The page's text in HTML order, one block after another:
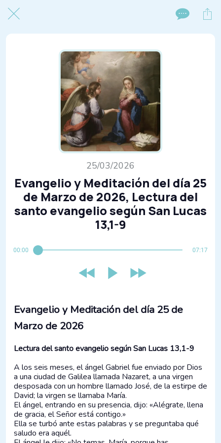
25/03/2026
Evangelio y Meditación del día 25
de Marzo de 2026, Lectura del
santo evangelio según San Lucas
13,1-9
00:00 07:17
Evangelio y Meditación del día 25 de
Marzo de 2026
Lectura del santo evangelio según San Lucas 13,1-9
A los seis meses, el ángel Gabriel fue enviado por Dios
a una ciudad de Galilea llamada Nazaret, a una virgen
desposada con un hombre llamado José, de la estirpe de
David; la virgen se llamaba María.
El ángel, entrando en su presencia, dijo: «Alégrate, llena
de gracia, el Señor está contigo.»
Ella se turbó ante estas palabras y se preguntaba qué
saludo era aquél.